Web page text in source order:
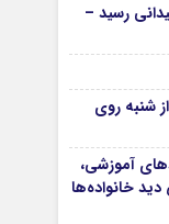
به ۵۰۰ اجرای میدانی رسید –
شنبه روی
آموزشی،
خانواده‌ها